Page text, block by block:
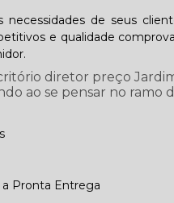
necessidades de seus
e qualidade
diretor preço
ao se pensar no ramo
a Pronta Entrega